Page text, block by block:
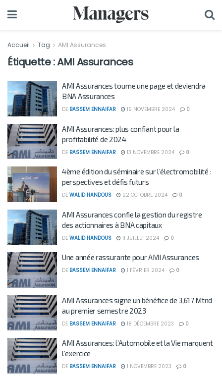
Accueil Tag AMI Assurances
Étiquette :AMI Assurances
AMI Assurances tourne une page et deviendra
BNA Assurances
DE BASSEM ENNAIFAR 19 NOVEMBRE 2024 0
AMI Assurances: plus confiant pour la
profitabilité de 2024
DE BASSEM ENNAIFAR 13 NOVEMBRE 2024 0
4ème édition du séminaire sur l’électromobilité :
perspectives et défis futurs
DE WALID HANDOUS 22 OCTOBRE 2024 0
AMI Assurances confie la gestion du registre
des actionnaires à BNA capitaux
DE WALID HANDOUS 11 JUILLET 2024 0
Une année rassurante pour AMI Assurances
DE BASSEM ENNAIFAR 1 FÉVRIER 2024 0
AMI Assurances signe un bénéfice de 3,617 Mtnd
au premier semestre 2023
DE BASSEM ENNAIFAR 18 DÉCEMBRE 2023 0
AMI Assurances: l’Automobile et la Vie marquent
l’exercice
DE BASSEM ENNAIFAR 1 NOVEMBRE 2023 0